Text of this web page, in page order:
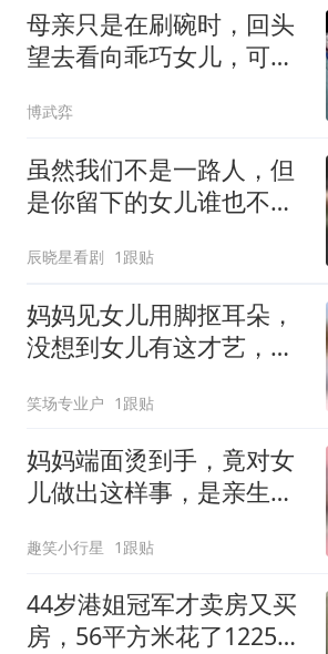
母亲只是在刷碗时，回头
望去看向乖巧女儿，可怕
博武弈
虽然我们不是一路人，但
是你留下的女儿谁也不能
辰晓星看剧 1跟贴
妈妈见女儿用脚抠耳朵，
没想到女儿有这才艺，第
笑场专业户 1跟贴
妈妈端面烫到手，竟对女
儿做出这样事，是亲生没
趣笑小行星 1跟贴
44岁港姐冠军才卖房又买
房，56平方米花了1225